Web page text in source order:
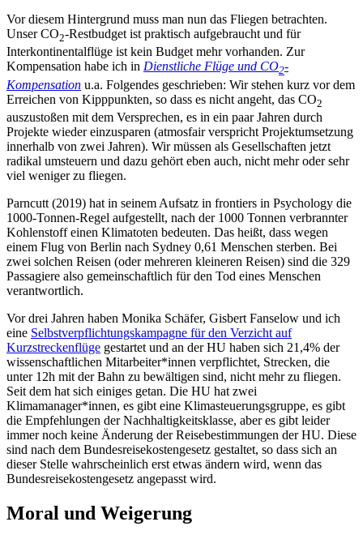
Vor diesem Hintergrund muss man nun das Fliegen betrachten.
Unser CO2-Restbudget ist praktisch aufgebraucht und für
Interkontinentalflüge ist kein Budget mehr vorhanden. Zur
Kompensation habe ich in Dienstliche Flüge und CO2-
Kompensation u.a. Folgendes geschrieben: Wir stehen kurz vor dem
Erreichen von Kipppunkten, so dass es nicht angeht, das CO2
auszustoßen mit dem Versprechen, es in ein paar Jahren durch
Projekte wieder einzusparen (atmosfair verspricht Projektumsetzung
innerhalb von zwei Jahren). Wir müssen als Gesellschaften jetzt
radikal umsteuern und dazu gehört eben auch, nicht mehr oder sehr
viel weniger zu fliegen.
Parncutt (2019) hat in seinem Aufsatz in frontiers in Psychology die
1000-Tonnen-Regel aufgestellt, nach der 1000 Tonnen verbrannter
Kohlenstoff einen Klimatoten bedeuten. Das heißt, dass wegen
einem Flug von Berlin nach Sydney 0,61 Menschen sterben. Bei
zwei solchen Reisen (oder mehreren kleineren Reisen) sind die 329
Passagiere also gemeinschaftlich für den Tod eines Menschen
verantwortlich.
Vor drei Jahren haben Monika Schäfer, Gisbert Fanselow und ich
eine Selbstverpflichtungskampagne für den Verzicht auf
Kurzstreckenflüge gestartet und an der HU haben sich 21,4% der
wissenschaftlichen Mitarbeiter*innen verpflichtet, Strecken, die
unter 12h mit der Bahn zu bewältigen sind, nicht mehr zu fliegen.
Seit dem hat sich einiges getan. Die HU hat zwei
Klimamanager*innen, es gibt eine Klimasteuerungsgruppe, es gibt
die Empfehlungen der Nachhaltigkeitsklasse, aber es gibt leider
immer noch keine Änderung der Reisebestimmungen der HU. Diese
sind nach dem Bundesreisekostengesetz gestaltet, so dass sich an
dieser Stelle wahrscheinlich erst etwas ändern wird, wenn das
Bundesreisekostengesetz angepasst wird.
Moral und Weigerung